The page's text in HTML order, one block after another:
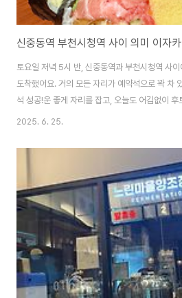
토요일 저녁 5시 반, 신중동역과 부천시청역 사이
도착했어요. 거의 모든 자리가 예약석으로 꽉 차
석 성공!운 좋게 자리를 잡고, 오늘도 어김없이 후
토마키는 진짜 필수! 몇 번을 먹어도 질리지 않아
게 되는 최애 메뉴입니다. 속이 꽉 찬 비주얼에
진짜 공감돼요. 달콤짭짤한 간장과 식감 좋은 재
해지는 맛이에요.후토마키 먹으러 의미 오는 날
방문이라면 이건 무조건 시켜보셔야 해요!곱창 듬
은 맛처음엔 곱창이 별로 없나? ..
2025. 6. 25.